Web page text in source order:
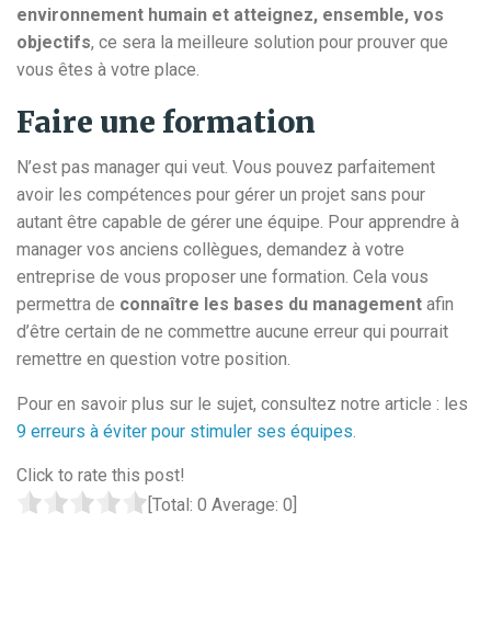
environnement humain et atteignez, ensemble, vos
objectifs, ce sera la meilleure solution pour prouver que
vous êtes à votre place.
Faire une formation
N’est pas manager qui veut. Vous pouvez parfaitement
avoir les compétences pour gérer un projet sans pour
autant être capable de gérer une équipe. Pour apprendre à
manager vos anciens collègues, demandez à votre
entreprise de vous proposer une formation. Cela vous
permettra de connaître les bases du management afin
d’être certain de ne commettre aucune erreur qui pourrait
remettre en question votre position.
Pour en savoir plus sur le sujet, consultez notre article : les
9 erreurs à éviter pour stimuler ses équipes.
Click to rate this post!
[Total: 0 Average: 0